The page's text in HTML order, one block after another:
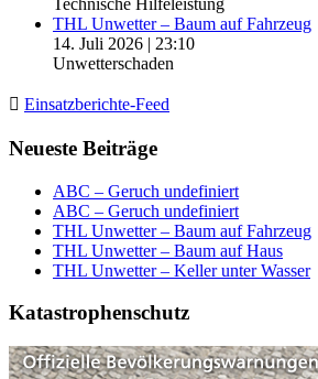
Technische Hilfeleistung
THL Unwetter – Baum auf Fahrzeug
14. Juli 2026 | 23:10
Unwetterschaden
Einsatzberichte-Feed
Neueste Beiträge
ABC – Geruch undefiniert
ABC – Geruch undefiniert
THL Unwetter – Baum auf Fahrzeug
THL Unwetter – Baum auf Haus
THL Unwetter – Keller unter Wasser
Katastrophenschutz